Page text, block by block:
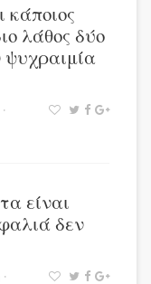
κάποιος
λάθος δύο
ψυχραιμία
·
είναι
δεν
·